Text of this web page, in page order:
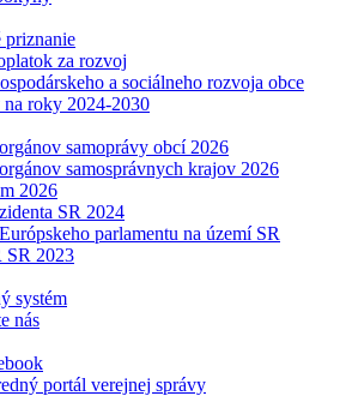
priznanie
za rozvoj
a sociálneho rozvoja obce
roky 2024-2030
samoprávy obcí 2026
samosprávnych krajov 2026
2026
SR 2024
parlamentu na území SR
2023
systém
nás
portál verejnej správy